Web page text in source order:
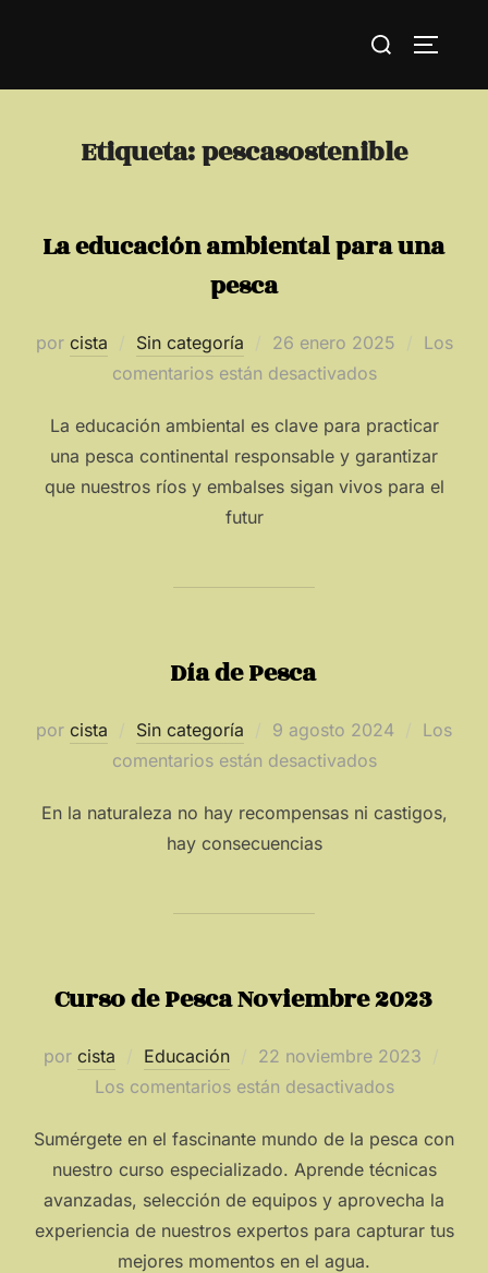
Buscar:
Etiqueta:pescasostenible
La educación ambiental para una
pesca
por cista Sin categoría
Publicado
el
26 enero 2025
Los
comentarios están desactivados
La educación ambiental es clave para practicar
una pesca continental responsable y garantizar
que nuestros ríos y embalses sigan vivos para el
futur
Día de Pesca
por cista Sin categoría
Publicado
el
9 agosto 2024
Los
comentarios están desactivados
En la naturaleza no hay recompensas ni castigos,
hay consecuencias
Curso de Pesca Noviembre 2023
por cista Educación
Publicado
el
22 noviembre 2023
Los comentarios están desactivados
Sumérgete en el fascinante mundo de la pesca con
nuestro curso especializado. Aprende técnicas
avanzadas, selección de equipos y aprovecha la
experiencia de nuestros expertos para capturar tus
mejores momentos en el agua.